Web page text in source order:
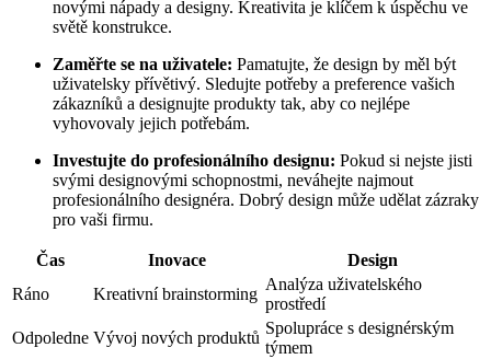
novými nápady a designy. Kreativita je klíčem k úspěchu ve
světě konstrukce.
Zaměřte se na uživatele: Pamatujte, že design by měl být
uživatelsky přívětivý. Sledujte potřeby a preference vašich
zákazníků a designujte produkty tak, aby co nejlépe
vyhovovaly jejich potřebám.
Investujte do profesionálního designu: Pokud si nejste jisti
svými designovými schopnostmi, neváhejte najmout
profesionálního designéra. Dobrý design může udělat zázraky
pro vaši firmu.
Čas Inovace
Design
Ráno
Kreativní brainstorming
Analýza uživatelského
prostředí
Odpoledne Vývoj nových produktů
Spolupráce s designérským
týmem